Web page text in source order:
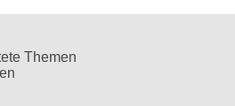
Themen